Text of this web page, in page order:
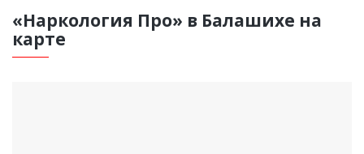
«Наркология Про» в Балашихе на
карте